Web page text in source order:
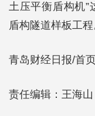
土压平衡盾构机”
盾构隧道样板工程
青岛财经日报/首
责任编辑：王海山